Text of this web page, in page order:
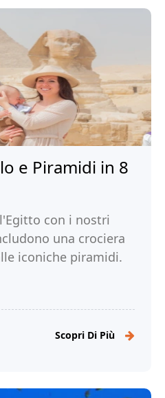
e Piramidi in 8
con i nostri
una crociera
iconiche piramidi.
Egitto!
Scopri Di Più